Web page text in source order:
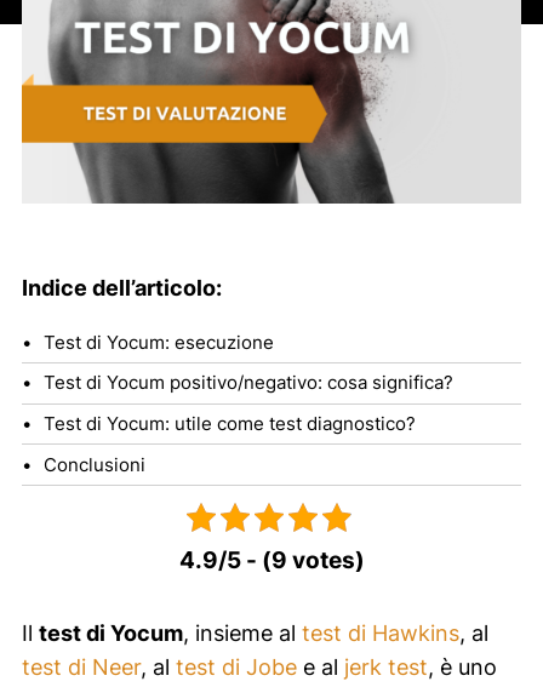
Indice dell’articolo:
Test di Yocum: esecuzione
Test di Yocum positivo/negativo: cosa significa?
Test di Yocum: utile come test diagnostico?
Conclusioni
4.9/5 - (9 votes)
Il test di Yocum, insieme al test di Hawkins, al
test di Neer, al test di Jobee al jerk test, è uno